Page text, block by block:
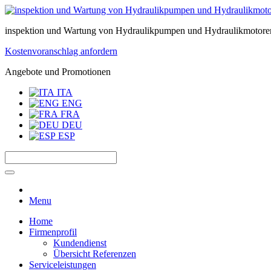
inspektion und Wartung von Hydraulikpumpen und
Kostenvoranschlag anfordern
Angebote und Promotionen
ITA
ENG
FRA
DEU
ESP
Menu
Home
Firmenprofil
Kundendienst
Übersicht Referenzen
Serviceleistungen